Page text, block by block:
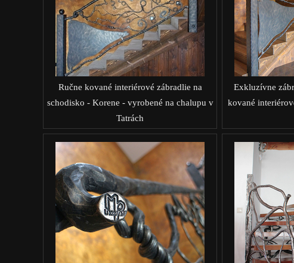
Ručne kované interiérové zábradlie na
schodisko - Korene - vyrobené na chalupu v
Tatrách
Exkluzívne
kované